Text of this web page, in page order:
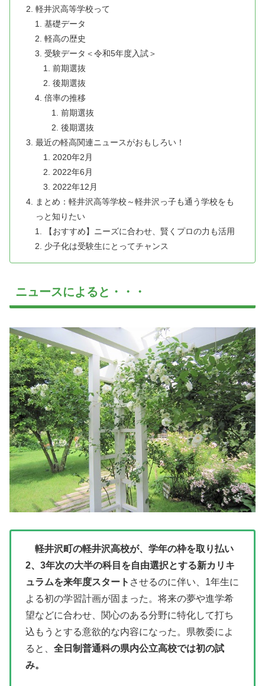
軽井沢高等学校って
基礎データ
軽高の歴史
受験データ＜令和5年度入試＞
前期選抜
後期選抜
倍率の推移
前期選抜
後期選抜
最近の軽高関連ニュースがおもしろい！
2020年2月
2022年6月
2022年12月
まとめ：軽井沢高等学校～軽井沢っ子も通う学校をも
っと知りたい
【おすすめ】ニーズに合わせ、賢くプロの力も活用
少子化は受験生にとってチャンス
ニュースによると・・・
軽井沢町の軽井沢高校が、学年の枠を取り払い
2、3年次の大半の科目を自由選択とする新カリキ
ュラムを来年度スタート させるのに伴い、1年生に
よる初の学習計画が固まった。将来の夢や進学希
望などに合わせ、関心のある分野に特化して打ち
込もうとする意欲的な内容になった。県教委によ
ると、 全日制普通科の県内公立高校では初の試
み。